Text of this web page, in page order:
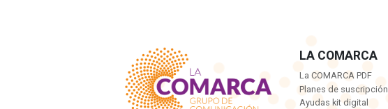
LA COMARCA
La COMARCA PDF
Planes de suscripción
Ayudas kit digital